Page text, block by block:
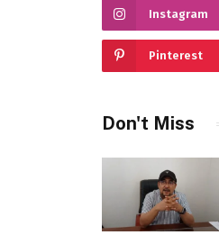
Instagram
Pinterest
Don't Miss